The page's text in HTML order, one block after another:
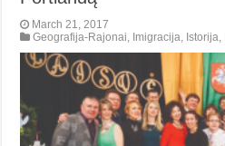
March 21, 2017
Geografija-Rajonai, Imigracija, Istorija,